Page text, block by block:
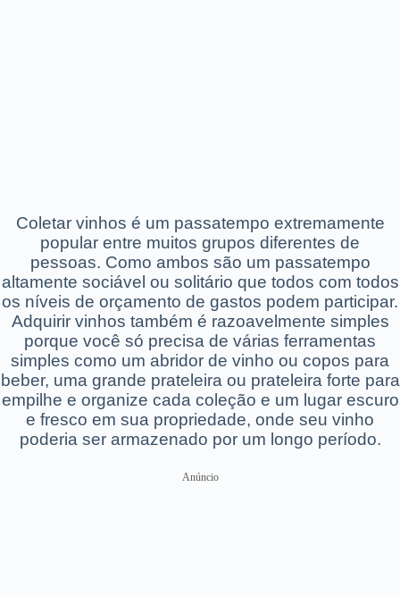
Coletar vinhos é um passatempo extremamente
popular entre muitos grupos diferentes de
pessoas. Como ambos são um passatempo
altamente sociável ou solitário que todos com todos
os níveis de orçamento de gastos podem participar.
Adquirir vinhos também é razoavelmente simples
porque você só precisa de várias ferramentas
simples como um abridor de vinho ou copos para
beber, uma grande prateleira ou prateleira forte para
empilhe e organize cada coleção e um lugar escuro
e fresco em sua propriedade, onde seu vinho
poderia ser armazenado por um longo período.
Anúncio